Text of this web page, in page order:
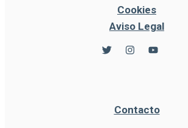
Cookies
Aviso Legal
Contacto